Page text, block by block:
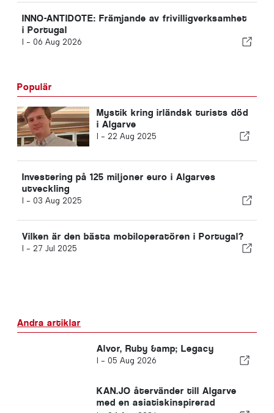
INNO-ANTIDOTE: Främjande av frivilligverksamhet
i Portugal
I - 06 Aug 2026
Populär
Mystik kring irländsk turists död
i Algarve
I - 22 Aug 2025
Investering på 125 miljoner euro i Algarves
utveckling
I - 03 Aug 2025
Vilken är den bästa mobiloperatören i Portugal?
I - 27 Jul 2025
Andra artiklar
Alvor, Ruby &amp; Legacy
I - 05 Aug 2026
KAN.JO återvänder till Algarve
med en asiatiskinspirerad